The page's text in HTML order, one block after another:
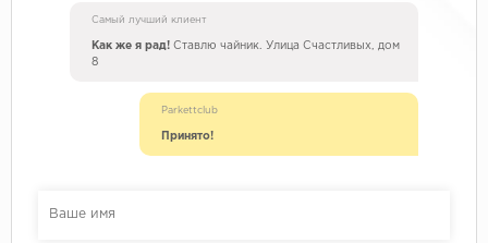
Самый лучший клиент
Как же я рад! Ставлю чайник. Улица Счастливых, дом
8
Parkettclub
Принято!